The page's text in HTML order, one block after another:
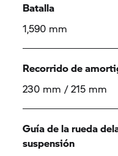
Batalla
1,590 mm
Recorrido de
230 mm / 215 mm
Guía de la rueda
suspensión